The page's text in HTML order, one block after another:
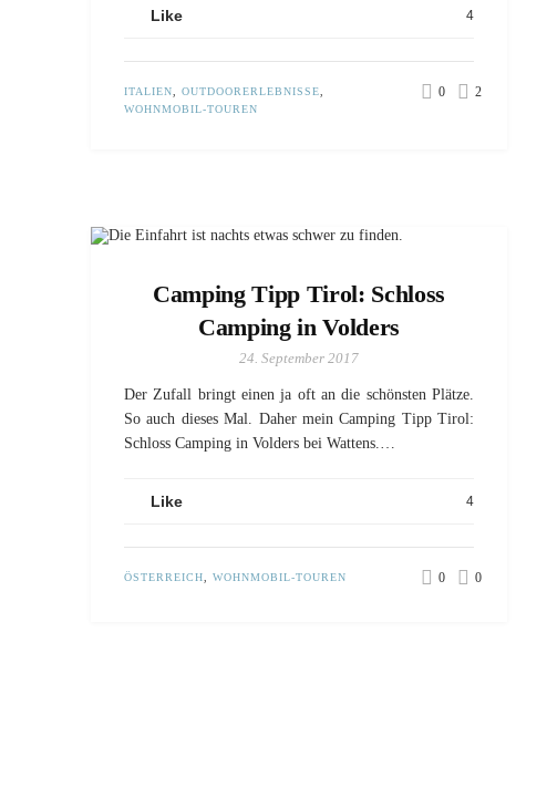
Like 4
ITALIEN OUTDOORERLEBNISSE
WOHNMOBIL-TOUREN
0 2
Camping Tipp Tirol: Schloss
Camping in Volders
24. September 2017
Der Zufall bringt einen ja oft an die schönsten Plätze.
So auch dieses Mal. Daher mein Camping Tipp Tirol:
Schloss Camping in Volders bei Wattens.…
Like 4
ÖSTERREICH WOHNMOBIL-TOUREN 0 0